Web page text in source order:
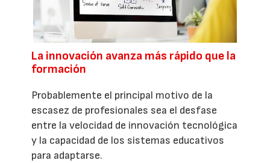
La innovación avanza más rápido que la
formación
Probablemente el principal motivo de la
escasez de profesionales sea el desfase
entre la velocidad de innovación tecnológica
y la capacidad de los sistemas educativos
para adaptarse.